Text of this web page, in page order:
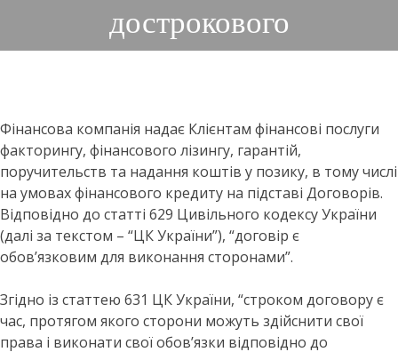
дострокового
послуги
Фінансова компанія надає Клієнтам фінансові послуги
факторингу, фінансового лізингу, гарантій,
поручительств та надання коштів у позику, в тому числі
на умовах фінансового кредиту на підставі Договорів.
Відповідно до статті 629 Цивільного кодексу України
(далі за текстом – “ЦК України”), “договір є
обов’язковим для виконання сторонами”.
Згідно із статтею 631 ЦК України, “строком договору є
час, протягом якого сторони можуть здійснити свої
права і виконати свої обов’язки відповідно до